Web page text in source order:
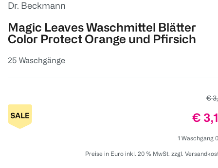
Dr. Beckmann
Magic Leaves Waschmittel Blätter
Color Protect Orange und Pfirsich
25 Waschgänge
€
€
1 Waschgang
Preise in Euro inkl. 20 % MwSt. zzgl.